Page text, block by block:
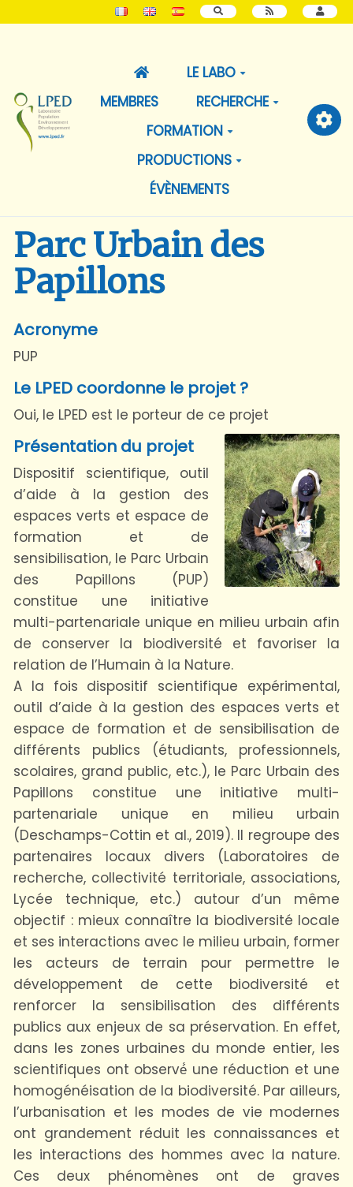
RECHERCHER
LE LABO
MEMBRES
RECHERCHE
FORMATION
PRODUCTIONS
ÉVÈNEMENTS
Parc Urbain des
Papillons
Acronyme
PUP
Le LPED coordonne le projet ?
Oui, le LPED est le porteur de ce projet
Présentation du projet
Dispositif scientifique, outil
d’aide à la gestion des
espaces verts et espace de
formation et de
sensibilisation, le Parc Urbain
des Papillons (PUP)
constitue une initiative
multi-partenariale unique en milieu urbain afin
de conserver la biodiversité et favoriser la
relation de l’Humain à la Nature.
A la fois dispositif scientifique expérimental,
outil d’aide à la gestion des espaces verts et
espace de formation et de sensibilisation de
différents publics (étudiants, professionnels,
scolaires, grand public, etc.), le Parc Urbain des
Papillons constitue une initiative multi-
partenariale unique en milieu urbain
(Deschamps-Cottin et al., 2019). Il regroupe des
partenaires locaux divers (Laboratoires de
recherche, collectivité territoriale, associations,
Lycée technique, etc.) autour d’un même
objectif : mieux connaître la biodiversité locale
et ses interactions avec le milieu urbain, former
les acteurs de terrain pour permettre le
développement de cette biodiversité et
renforcer la sensibilisation des différents
publics aux enjeux de sa préservation. En effet,
dans les zones urbaines du monde entier, les
scientifiques ont observé́ une réduction et une
homogénéisation de la biodiversité. Par ailleurs,
l’urbanisation et les modes de vie modernes
ont grandement réduit les connaissances et
les interactions des hommes avec la nature.
Ces deux phénomènes ont de graves